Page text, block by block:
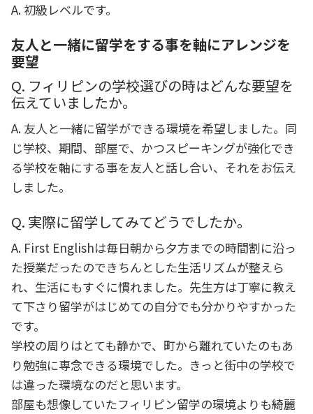
A. 初級レベルです。
友人と一緒に留学をする事を軸にアレンジを
要望
Q. フィリピンの学校選びの時はどんな要望を
伝えていましたか。
A. 友人と一緒に留学ができる環境を希望しました。同
じ学校、期間、部屋で、かつスピーキングが強化でき
る学校を軸にする事を友人と話し合い、それをお伝え
しました。
Q. 実際に留学してみてどうでしたか。
A. First Englishは毎日朝から夕方までの時間割に沿っ
た授業だったのできちんとした生活リズムが整えら
れ、生活にもすぐに慣れました。先生方は丁寧に教え
て下さり留学がはじめての自分でも分かりやすかった
です。
学校の周りはとても静かで、町から離れていたのもあ
り勉強に専念できる環境でした。きっと街中の学校で
は違った環境なのだと思います。
部屋も想像していたフィリピン留学の環境よりも綺麗